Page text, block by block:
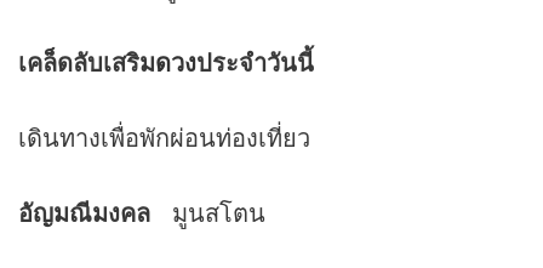
เคล็ดลับเสริมดวงประจำวันนี้
เดินทางเพื่อพักผ่อนท่องเที่ยว
อัญมณีมงคล มูนสโตน